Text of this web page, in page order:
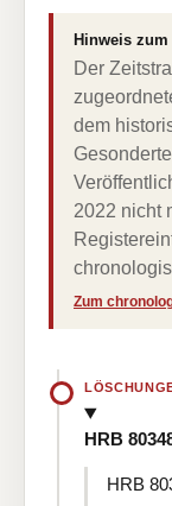
Hinweis
Der
dem
2022 nicht
Zum
HRB
HRB